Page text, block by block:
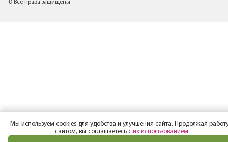
© Все права защищены
Мы используем cookies для удобства и улучшения сайта. Продолжая
сайтом, вы соглашаетесь с их использованием